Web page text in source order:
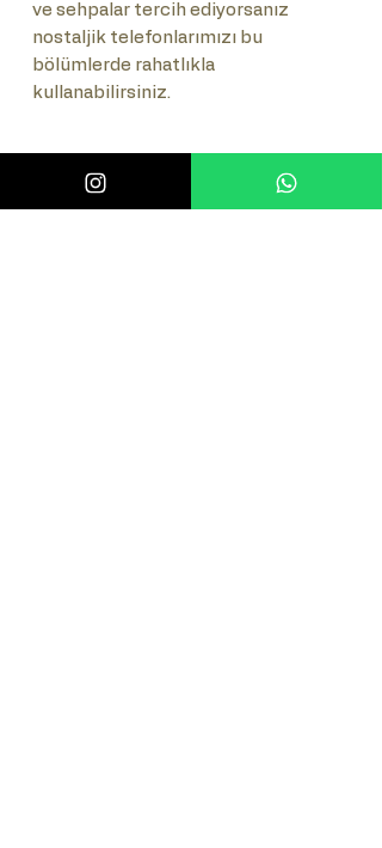
ve sehpalar tercih ediyorsanız
nostaljik telefonlarımızı bu
bölümlerde rahatlıkla
kullanabilirsiniz.
Lütfen ürünün numaratör takımını